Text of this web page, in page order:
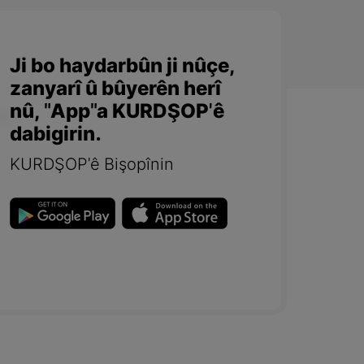
Ji bo haydarbûn ji nûçe,
zanyarî û bûyerên herî
nû, "App"a KURDŞOP'ê
dabigirin.
KURDŞOP'ê Bişopînin